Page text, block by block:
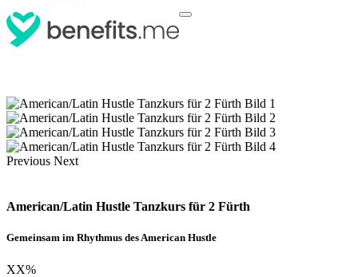
Previous Next
American/Latin Hustle Tanzkurs für 2 Fürth
Gemeinsam im Rhythmus des American Hustle
XX%